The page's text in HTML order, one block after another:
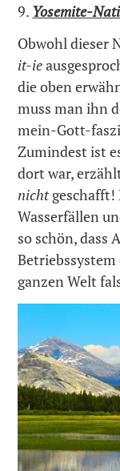
9. Yosemite-
Obwohl dieser
it-ie
die oben
muss man ihn
mein-Gott-
Zumindest ist
dort war,
nichtgeschafft!
Wasserfällen
so schön, dass
ganzen Welt